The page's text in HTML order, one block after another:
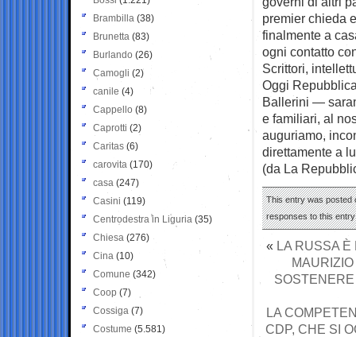
premier chieda
finalmente a
ogni contatto
Scrittori,
Oggi
Ballerini —
e familiari, al
auguriamo,
direttamente a
(da La
This entry was posted
responses to this
« LA RUSSA È
LA
CDP, CHE SI
Brambilla (38)
Brunetta (83)
Burlando (26)
Camogli (2)
canile (4)
Cappello (8)
Caprotti (2)
Caritas (6)
carovita (170)
casa (247)
Casini (119)
Centrodestra in Liguria (35)
Chiesa (276)
Cina (10)
Comune (342)
Coop (7)
Cossiga (7)
Costume (5.581)